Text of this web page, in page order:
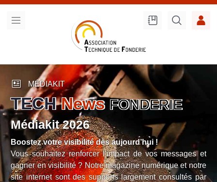
sur le site
!
de vos messages et
numérique et notre
consultés par
TECHNews
Médiakit 2026
newsmode MÉDIAKIT
Boostez votre visibilité dès
Vous souhaitez renforcer
gagner en visibilité ? Notre
site internet sont des supports